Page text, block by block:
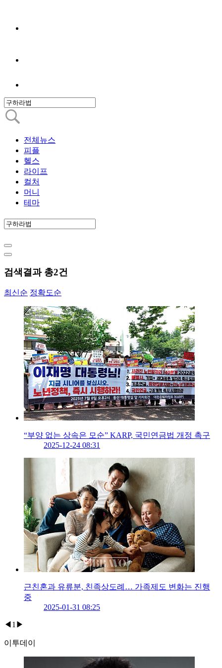
전체뉴스
피플
헬스
라이프
컬처
머니
테마
검색결과 총2건
최신순 정확도순
“부양 없는 상속은 모순” KARP, 국민연금법 개정 촉구
2025-12-24 08:31
근친혼과 유류분, 친족상도례… 가족제도 변화는 진행
중
2025-01-31 08:25
◀ 1 ▶
이투데이